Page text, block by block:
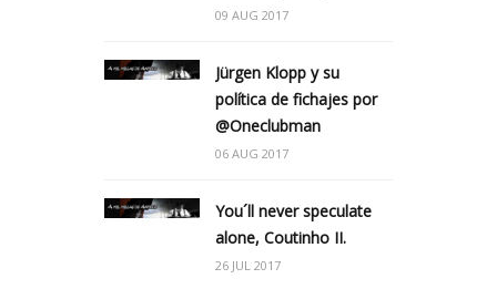
09 AUG 2017
Jürgen Klopp y su
política de fichajes por
@Oneclubman
06 AUG 2017
You´ll never speculate
alone, Coutinho II.
26 JUL 2017